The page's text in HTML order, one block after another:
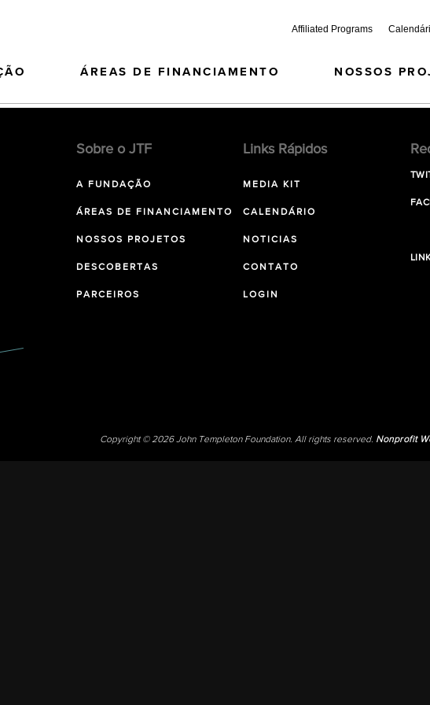
Affiliated Programs
ÁREAS DE FINANCIAMENTO NOSSOS
Sobre o JTF
A FUNDAÇÃO
ÁREAS DE FINANCIAMENTO
NOSSOS PROJETOS
DESCOBERTAS
PARCEIROS
Links Rápidos
MEDIA KIT
CALENDÁRIO
NOTICIAS
CONTATO
LOGIN
Copyright © 2026 John Templeton Foundation. All rights reserved. Nonprofit